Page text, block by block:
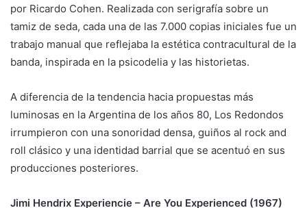
por Ricardo Cohen. Realizada con serigrafía sobre un
tamiz de seda, cada una de las 7.000 copias iniciales fue un
trabajo manual que reflejaba la estética contracultural de la
banda, inspirada en la psicodelia y las historietas.
A diferencia de la tendencia hacia propuestas más
luminosas en la Argentina de los años 80, Los Redondos
irrumpieron con una sonoridad densa, guiños al rock and
roll clásico y una identidad barrial que se acentuó en sus
producciones posteriores.
Jimi Hendrix Experiencie – Are You Experienced (1967)